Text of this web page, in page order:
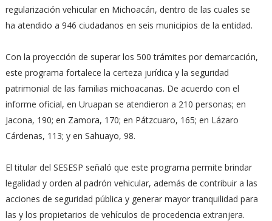
regularización vehicular en Michoacán, dentro de las cuales se
ha atendido a 946 ciudadanos en seis municipios de la entidad.
Con la proyección de superar los 500 trámites por demarcación,
este programa fortalece la certeza jurídica y la seguridad
patrimonial de las familias michoacanas. De acuerdo con el
informe oficial, en Uruapan se atendieron a 210 personas; en
Jacona, 190; en Zamora, 170; en Pátzcuaro, 165; en Lázaro
Cárdenas, 113; y en Sahuayo, 98.
El titular del SESESP señaló que este programa permite brindar
legalidad y orden al padrón vehicular, además de contribuir a las
acciones de seguridad pública y generar mayor tranquilidad para
las y los propietarios de vehículos de procedencia extranjera.